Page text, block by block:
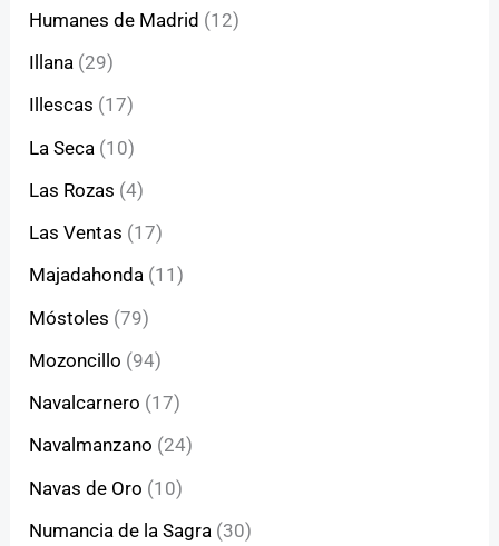
Humanes de Madrid (12)
Illana (29)
Illescas (17)
La Seca (10)
Las Rozas (4)
Las Ventas (17)
Majadahonda (11)
Móstoles (79)
Mozoncillo (94)
Navalcarnero (17)
Navalmanzano (24)
Navas de Oro (10)
Numancia de la Sagra (30)